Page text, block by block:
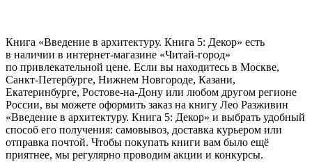
Книга «Введение в архитектуру. Книга 5: Декор» есть
в наличии в интернет-магазине «Читай-город»
по привлекательной цене. Если вы находитесь в Москве,
Санкт-Петербурге, Нижнем Новгороде, Казани,
Екатеринбурге, Ростове-на-Дону или любом другом регионе
России, вы можете оформить заказ на книгу Лео Разживин
«Введение в архитектуру. Книга 5: Декор» и выбрать удобный
способ его получения: самовывоз, доставка курьером или
отправка почтой. Чтобы покупать книги вам было ещё
приятнее, мы регулярно проводим акции и конкурсы.